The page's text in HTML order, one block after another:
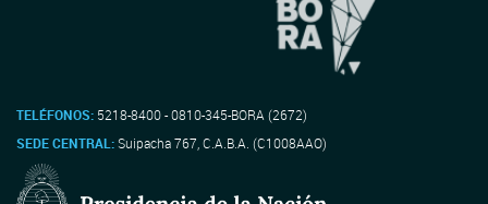
TELÉFONOS: 5218-8400 - 0810-345-BORA (2672)
SEDE CENTRAL:Suipacha 767, C.A.B.A. (C1008AAO)